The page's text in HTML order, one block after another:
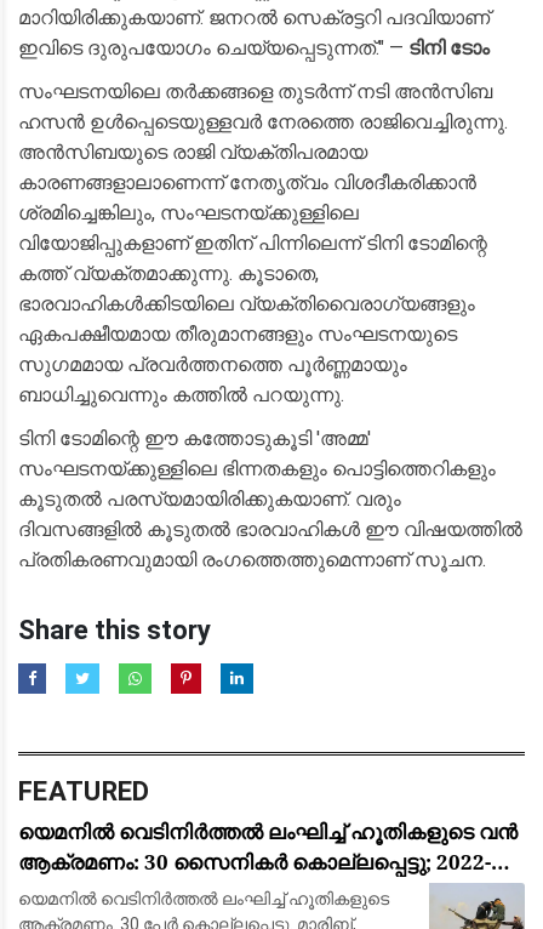
മാറിയിരിക്കുകയാണ്. ജനറൽ സെക്രട്ടറി പദവിയാണ്
ഇവിടെ ദുരുപയോഗം ചെയ്യപ്പെടുന്നത്." — ടിനി ടോം
​സംഘടനയിലെ തർക്കങ്ങളെ തുടർന്ന് നടി അൻസിബ
ഹസൻ ഉൾപ്പെടെയുള്ളവർ നേരത്തെ രാജിവെച്ചിരുന്നു.
അൻസിബയുടെ രാജി വ്യക്തിപരമായ
കാരണങ്ങളാലാണെന്ന് നേതൃത്വം വിശദീകരിക്കാൻ
ശ്രമിച്ചെങ്കിലും, സംഘടനയ്ക്കുള്ളിലെ
വിയോജിപ്പുകളാണ് ഇതിന് പിന്നിലെന്ന് ടിനി ടോമിന്റെ
കത്ത് വ്യക്തമാക്കുന്നു. കൂടാതെ,
ഭാരവാഹികൾക്കിടയിലെ വ്യക്തിവൈരാഗ്യങ്ങളും
ഏകപക്ഷീയമായ തീരുമാനങ്ങളും സംഘടനയുടെ
സുഗമമായ പ്രവർത്തനത്തെ പൂർണ്ണമായും
ബാധിച്ചുവെന്നും കത്തിൽ പറയുന്നു.
​ടിനി ടോമിന്റെ ഈ കത്തോടുകൂടി 'അമ്മ'
സംഘടനയ്ക്കുള്ളിലെ ഭിന്നതകളും പൊട്ടിത്തെറികളും
കൂടുതൽ പരസ്യമായിരിക്കുകയാണ്. വരും
ദിവസങ്ങളിൽ കൂടുതൽ ഭാരവാഹികൾ ഈ വിഷയത്തിൽ
പ്രതികരണവുമായി രംഗത്തെത്തുമെന്നാണ് സൂചന.
Share this story
FEATURED
യെമനിൽ വെടിനിർത്തൽ ലംഘിച്ച് ഹൂതികളുടെ വൻ
ആക്രമണം: 30 സൈനികർ കൊല്ലപ്പെട്ടു; 2022-ന്
ശേഷമുള്ള ഏറ്റവും വലിയ ഏറ്റുമുട്ടൽ
യെമനിൽ വെടിനിർത്തൽ ലംഘിച്ച് ഹൂതികളുടെ
ആക്രമണം. 30 പേർ കൊല്ലപ്പെട്ടു. മാരിബ്,